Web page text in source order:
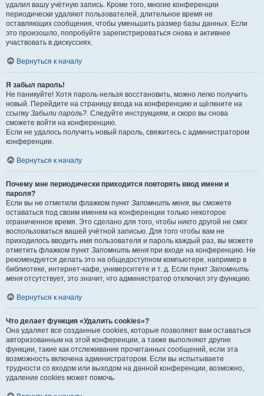
удалил вашу учётную запись. Кроме того, многие конференции
периодически удаляют пользователей, длительное время не
оставляющих сообщения, чтобы уменьшить размер базы данных. Если
это произошло, попробуйте зарегистрироваться снова и активнее
участвовать в дискуссиях.
Вернуться к началу
Я забыл пароль!
Не паникуйте! Хотя пароль нельзя восстановить, можно легко получить
новый. Перейдите на страницу входа на конференцию и щёлкните на
ссылку Забыли пароль?. Следуйте инструкциям, и скоро вы снова
сможете войти на конференцию.
Если не удалось получить новый пароль, свяжитесь с администратором
конференции.
Вернуться к началу
Почему мне периодически приходится повторять ввод имени и
пароля?
Если вы не отметили флажком пункт Запомнить меня, вы сможете
оставаться под своим именем на конференции только некоторое
ограниченное время. Это сделано для того, чтобы никто другой не смог
воспользоваться вашей учётной записью. Для того чтобы вам не
приходилось вводить имя пользователя и пароль каждый раз, вы можете
отметить флажком пункт Запомнить меня при входе на конференцию. Не
рекомендуется делать это на общедоступном компьютере, например в
библиотеке, интернет-кафе, университете и т. д. Если пункт Запомнить
меня отсутствует, это значит, что администратор отключил эту функцию.
Вернуться к началу
Что делает функция «Удалить cookies»?
Она удаляет все созданные cookies, которые позволяют вам оставаться
авторизованным на этой конференции, а также выполняют другие
функции, такие как отслеживание прочитанных сообщений, если эта
возможность включена администратором. Если вы испытываете
трудности со входом или выходом на данной конференции, возможно,
удаление cookies может помочь.